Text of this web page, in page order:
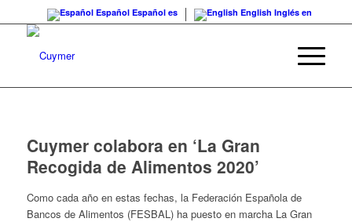
Español Español es English Inglés en
Cuymer colabora en ‘La Gran
Recogida de Alimentos 2020’
Como cada año en estas fechas, la Federación Española de
Bancos de Alimentos (FESBAL) ha puesto en marcha La Gran